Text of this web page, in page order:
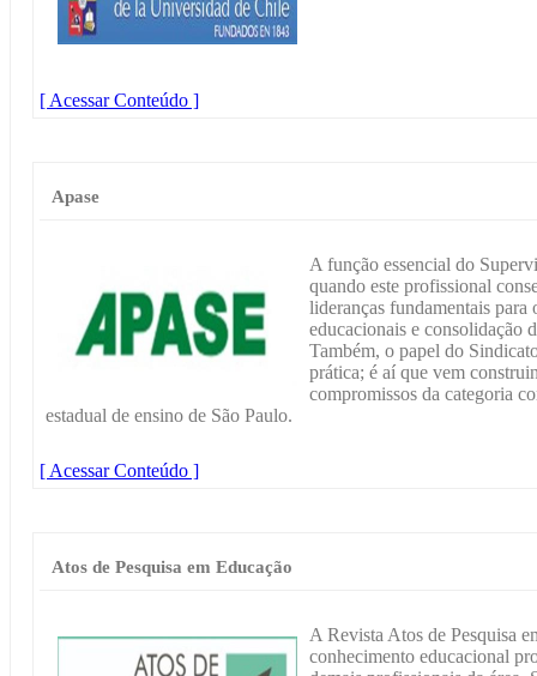
[ Acessar Conteúdo ]
Apase
A função essencial do
quando este profissional
lideranças fundamentais
educacionais e consolidação
Também, o papel do
prática; é aí que vem
compromissos da categoria
estadual de ensino de São Paulo.
[ Acessar Conteúdo ]
Atos de Pesquisa em Educação
A Revista Atos de Pesquisa
conhecimento educacional